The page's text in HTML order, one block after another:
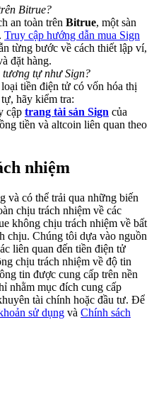
pool
USDT
USDT Bonus
APR
Bitrue?
an toàn trên Bitrue, một sàn
Truy cập hướng dẫn mua Sign
từng bước về cách thiết lập ví,
đặt hàng.
tương tự như Sign?
tiền điện tử có vốn hóa thị
hãy kiểm tra:
cập trang tài sản Sign của
tiền và altcoin liên quan theo
nhiệm
và có thể trải qua những biến
chịu trách nhiệm về các
không chịu trách nhiệm về bất
chịu. Chúng tôi dựa vào nguồn
liên quan đến tiền điện tử
chịu trách nhiệm về độ tin
tin được cung cấp trên nền
nhằm mục đích cung cấp
tài chính hoặc đầu tư. Để
sử dụng và Chính sách